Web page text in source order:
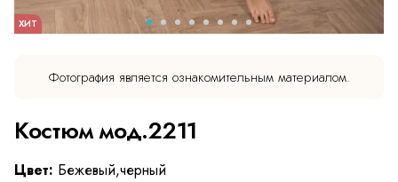
ХИТ
Фотография является ознакомительным материалом.
Костюм мод.2211
Цвет: Бежевый,черный